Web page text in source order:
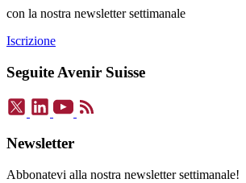
con la nostra newsletter settimanale
Iscrizione
Seguite Avenir Suisse
Newsletter
Abbonatevi alla nostra newsletter settimanale!